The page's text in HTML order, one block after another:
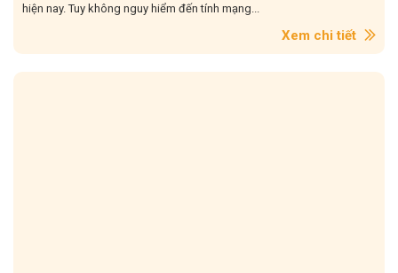
hiện nay. Tuy không nguy hiểm đến tính mạng...
Xem chi tiết